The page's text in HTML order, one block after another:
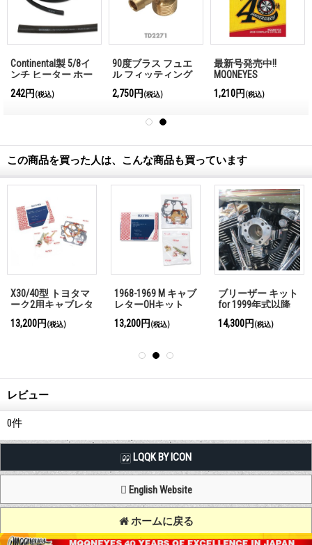
Continental製 5/8イ
ンチ ヒーター ホー
242円 (税込)
90度ブラス フュエ
ル フィッティング
2,750円 (税込)
最新号発売中!!
MQQNEYES
Magazine No.28 2026
1,210円 (税込)
この商品を買った人は、こんな商品も買っています
X30/40型 トヨタマ
ーク2用キャブレタ
13,200円 (税込)
1968-1969 M キャブ
レターOHキット
13,200円 (税込)
ブリーザー キット
for 1999年式以降
14,300円 (税込)
レビュー
0件
LQQK BY ICON
English Website
ホームに戻る